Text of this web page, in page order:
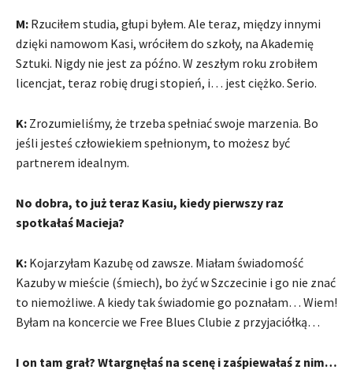
M: Rzuciłem studia, głupi byłem. Ale teraz, między innymi
dzięki namowom Kasi, wróciłem do szkoły, na Akademię
Sztuki. Nigdy nie jest za późno. W zeszłym roku zrobiłem
licencjat, teraz robię drugi stopień, i… jest ciężko. Serio.
K: Zrozumieliśmy, że trzeba spełniać swoje marzenia. Bo
jeśli jesteś człowiekiem spełnionym, to możesz być
partnerem idealnym.
No dobra, to już teraz Kasiu, kiedy pierwszy raz
spotkałaś Macieja?
K: Kojarzyłam Kazubę od zawsze. Miałam świadomość
Kazuby w mieście (śmiech), bo żyć w Szczecinie i go nie znać
to niemożliwe. A kiedy tak świadomie go poznałam… Wiem!
Byłam na koncercie we Free Blues Clubie z przyjaciółką…
I on tam grał? Wtargnęłaś na scenę i zaśpiewałaś z nim…